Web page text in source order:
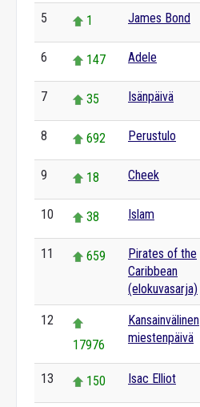
5 1 James Bond
6 147 Adele
7 35 Isänpäivä
8 692 Perustulo
9 18 Cheek
10 38 Islam
11 659
Pirates of the
Caribbean
(elokuvasarja)
12
17976
Kansainvälinen
miestenpäivä
13 150 Isac Elliot